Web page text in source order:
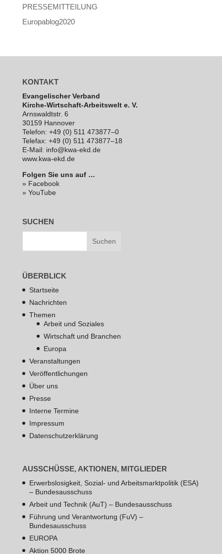
PRESSEMITTEILUNG
Europablog2020
KONTAKT
Evan­ge­li­scher Verband
Kirche-Wirt­schaft-Arbeits­welt e. V.
Arns­waldt­str. 6
30159 Hannover
Telefon: +49 (0) 511 473877–0
Telefax: +49 (0) 511 473877–18
E‑Mail: info@kwa-ekd.de
www.kwa-ekd.de
Folgen Sie uns auf …
» Facebook
» YouTube
SUCHEN
ÜBERBLICK
Startseite
Nachrichten
Themen
Arbeit und Soziales
Wirtschaft und Branchen
Europa
Veranstaltungen
Veröffentlichungen
Über uns
Presse
Interne Termine
Impressum
Datenschutzerklärung
AUSSCHÜSSE, AKTIONEN, MITGLIEDER
Erwerbslosigkeit, Sozial- und Arbeitsmarktpolitik (ESA)
– Bundesausschuss
Arbeit und Technik (AuT) – Bundesausschuss
Führung und Verantwortung (FuV) –
Bundesausschuss
EUROPA
Aktion 5000 Brote